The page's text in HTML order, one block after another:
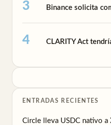
Binance solicita
CLARITY Act
ENTRADAS RECIENTES
Circle lleva USDC nativo a